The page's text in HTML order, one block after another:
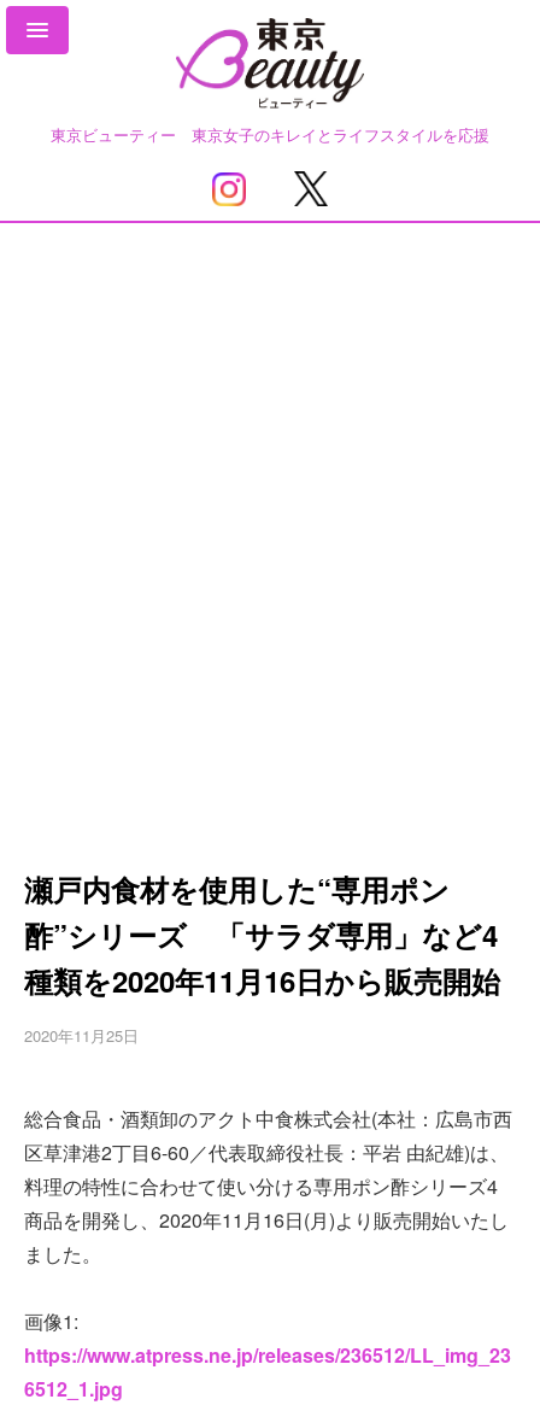
東京ビューティー 東京女子のキレイとライフスタイルを応援
瀬戸内食材を使用した“専用ポン
酢”シリーズ 「サラダ専用」など4
種類を2020年11月16日から販売開始
2020年11月25日
総合食品・酒類卸のアクト中食株式会社(本社：広島市西
区草津港2丁目6-60／代表取締役社長：平岩 由紀雄)は、
料理の特性に合わせて使い分ける専用ポン酢シリーズ4
商品を開発し、2020年11月16日(月)より販売開始いたし
ました。
画像1:
https://www.atpress.ne.jp/releases/236512/LL_img_23
6512_1.jpg